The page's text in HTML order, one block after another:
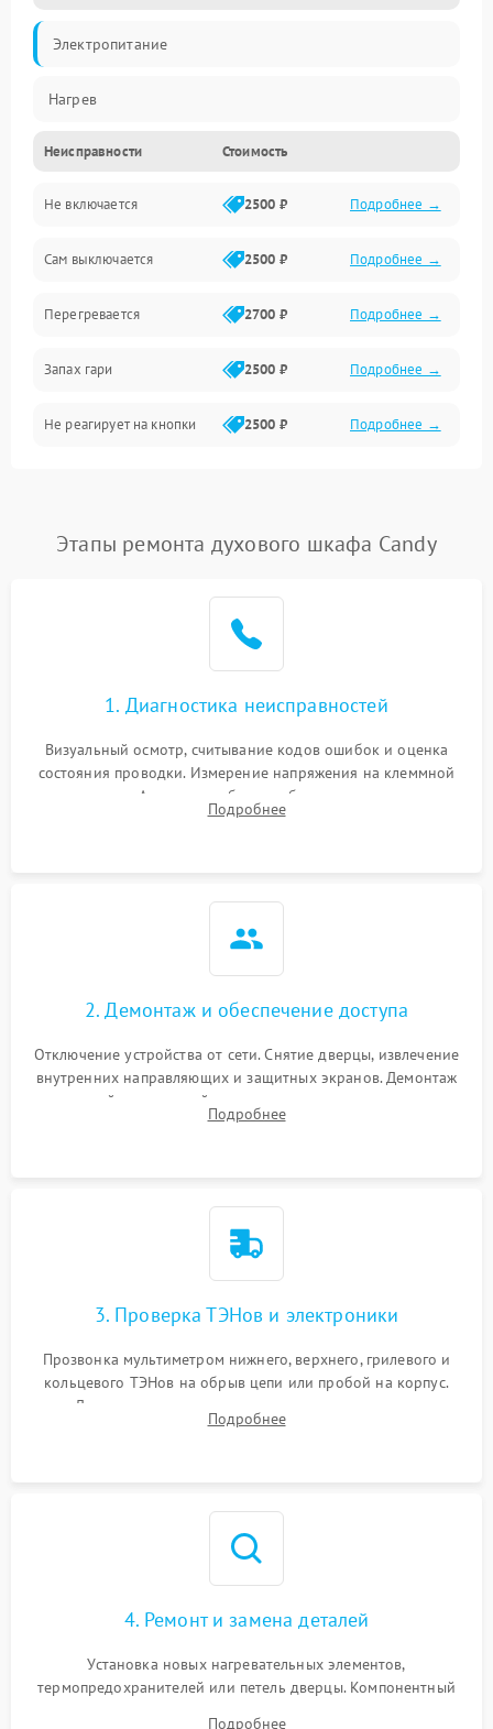
Электропитание
Нагрев
Неисправности Стоимость
Не включается 2500 ₽ Подробнее →
Сам выключается 2500 ₽ Подробнее →
Перегревается 2700 ₽ Подробнее →
Запах гари 2500 ₽ Подробнее →
Не реагирует на кнопки 2500 ₽ Подробнее →
Этапы ремонта духового шкафа Candy
1. Диагностика неисправностей
Визуальный осмотр, считывание кодов ошибок и оценка
состояния проводки. Измерение напряжения на клеммной
колодке. Анализ жалоб на проблемы с нагревом,
конвекцией, панелью управления или блокировкой дверцы.
Подробнее
2. Демонтаж и обеспечение доступа
Отключение устройства от сети. Снятие дверцы, извлечение
внутренних направляющих и защитных экранов. Демонтаж
задней или верхней панели для прямого доступа к
нагревательным элементам, плате и вентиляторам.
Подробнее
3. Проверка ТЭНов и электроники
Прозвонка мультиметром нижнего, верхнего, грилевого и
кольцевого ТЭНов на обрыв цепи или пробой на корпус.
Диагностика термостата, датчиков температуры,
переключателя режимов и мотора конвекции.
Подробнее
4. Ремонт и замена деталей
Установка новых нагревательных элементов,
термопредохранителей или петель дверцы. Компонентный
Подробнее